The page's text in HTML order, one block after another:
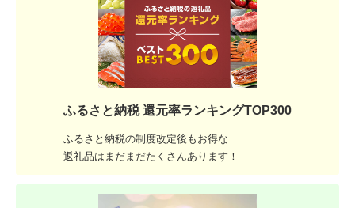
ふるさと納税 還元率ランキングTOP300
ふるさと納税の制度改定後もお得な
返礼品はまだまだたくさんあります！